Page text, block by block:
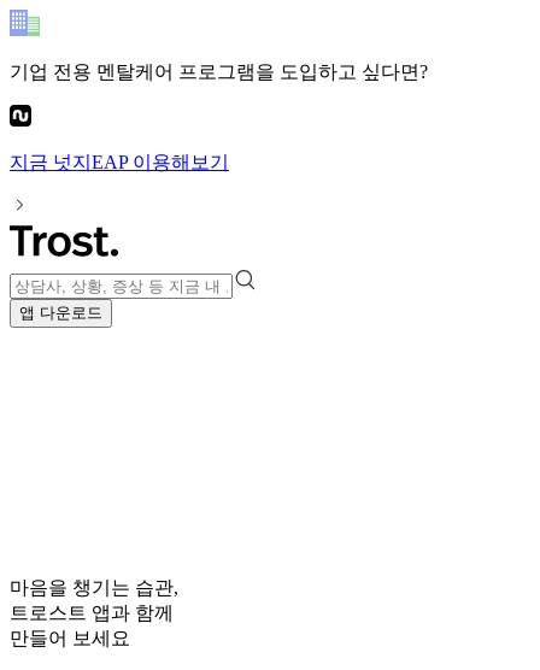
기업 전용 멘탈케어 프로그램을 도입하고 싶다면?
지금 넛지EAP이용해보기
앱 다운로드
마음을 챙기는 습관,
트로스트 앱과 함께
만들어 보세요